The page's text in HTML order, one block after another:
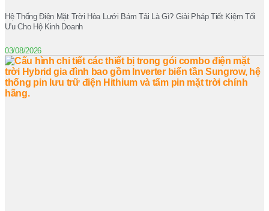
Hệ Thống Điện Mặt Trời Hòa Lưới Bám Tải Là Gì? Giải Pháp Tiết Kiệm Tối
Ưu Cho Hộ Kinh Doanh
03/08/2026